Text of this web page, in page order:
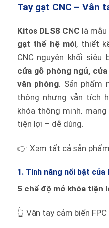
Tay gạt CNC – Vân
Kitos DLS8 CNC là mẫu
gạt thế hệ mới, thiết
CNC nguyên khối siêu
cửa gỗ phòng ngủ,
văn phòng. Sản phẩm
thông nhưng vẫn tích
khóa thông minh,
tiện lợi – dễ dùng.
👉 Xem tất cả sản phẩm
1. Tính năng nổi bật của
5 chế độ mở khóa tiện
👆 Vân tay cảm biến